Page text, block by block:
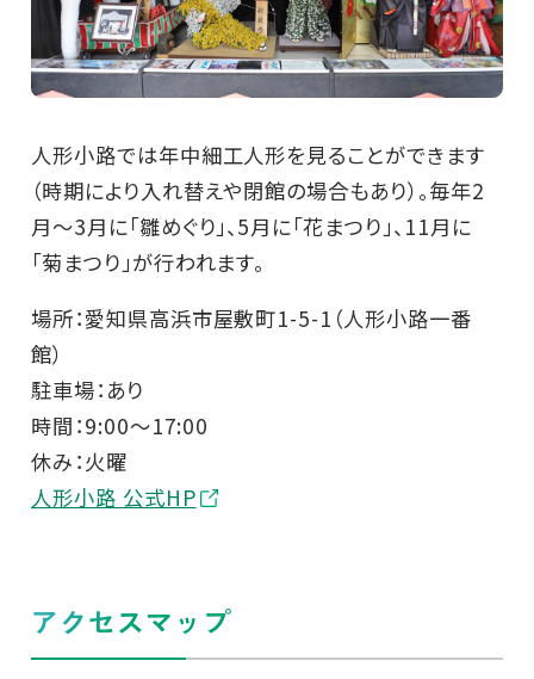
人形小路では年中細工人形を見ることができます
（時期により入れ替えや閉館の場合もあり）。毎年2
月～3月に「雛めぐり」、5月に「花まつり」、11月に
「菊まつり」が行われます。
場所：愛知県高浜市屋敷町1-5-1（人形小路一番
館）
駐車場：あり
時間：9:00～17:00
休み：火曜
人形小路 公式HP
アクセスマップ